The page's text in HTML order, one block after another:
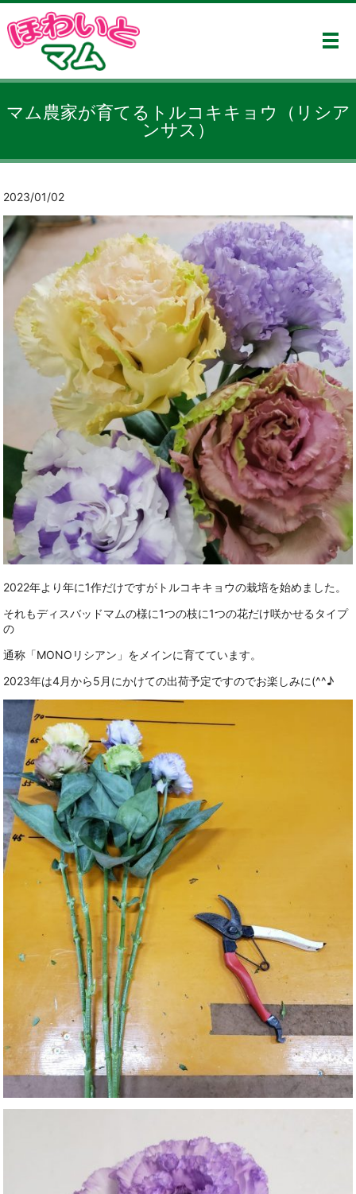
メ
マム農家が育てるトルコキキョウ（リシア
ンサス）
2023/01/02
2022年より年に1作だけですがトルコキキョウの栽培を始めました。
それもディスバッドマムの様に1つの枝に1つの花だけ咲かせるタイプ
の
通称「MONOリシアン」をメインに育てています。
2023年は4月から5月にかけての出荷予定ですのでお楽しみに(^^♪